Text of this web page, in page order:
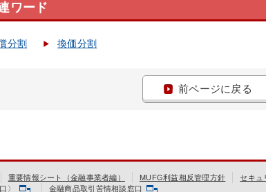
ワード
分割 換価分割
前ページに戻る
重要情報シート（金融事業者編） MUFG利益相反管理方針 セキュ
〉 金融商品取引苦情相談窓口